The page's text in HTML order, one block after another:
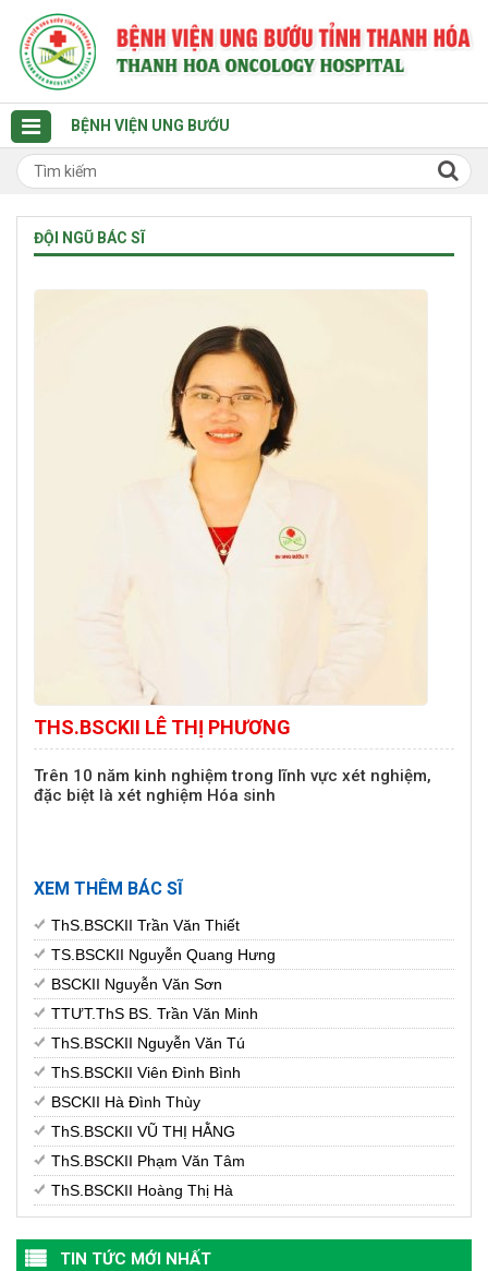
BỆNH VIỆN UNG BƯỚU
ĐỘI NGŨ BÁC SĨ
THS.BSCKII LÊ THỊ PHƯƠNG
Trên 10 năm kinh nghiệm trong lĩnh vực xét nghiệm,
đặc biệt là xét nghiệm Hóa sinh
XEM THÊM BÁC SĨ
ThS.BSCKII Trần Văn Thiết
TS.BSCKII Nguyễn Quang Hưng
BSCKII Nguyễn Văn Sơn
TTƯT.ThS BS. Trần Văn Minh
ThS.BSCKII Nguyễn Văn Tú
ThS.BSCKII Viên Đình Bình
BSCKII Hà Đình Thùy
ThS.BSCKII VŨ THỊ HẰNG
ThS.BSCKII Phạm Văn Tâm
ThS.BSCKII Hoàng Thị Hà
TIN TỨC MỚI NHẤT